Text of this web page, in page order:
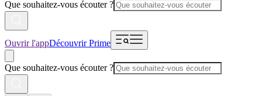
Que souhaitez-vous écouter ?
Ouvrir l'appDécouvrir Prime
Que souhaitez-vous écouter ?